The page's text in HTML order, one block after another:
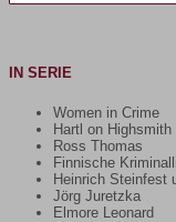
IN SERIE
Women in Crime
Hartl on Highsmith
Ross Thomas
Finnische
Heinrich Steinfest
Jörg Juretzka
Elmore Leonard